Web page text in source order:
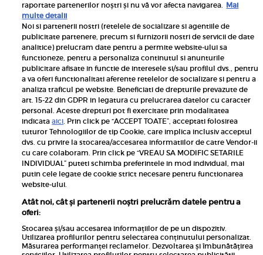
Inscrie-te la newsletterul UNICA
Pariază responsabil! Decizia ONJN nr. 821/25.09.2025.
Jocurile de noroc sunt interzise minorilor.
Links
Calculator sarcina
Rețete
Libertatea
Viva
raportate partenerilor noștri și nu vă vor afecta navigarea. Mai
multe detalii
Noi si partenerii nostri (retelele de socializare si agentiile de
publicitate partenere, precum si furnizorii nostri de servicii de date
analitice) prelucram date pentru a permite website-ului sa
functioneze, pentru a personaliza continutul si anunturile
publicitare afisate in functie de interesele si/sau profilul dvs., pentru
a va oferi functionalitati aferente retelelor de socializare si pentru a
analiza traficul pe website. Beneficiati de drepturile prevazute de
art. 15-22 din GDPR in legatura cu prelucrarea datelor cu caracter
personal. Aceste drepturi pot fi exercitate prin modalitatea
indicataaici. Prin click pe “ACCEPT TOATE”, acceptati folosirea
tuturor Tehnologiilor de tip Cookie, care implica inclusiv acceptul
dvs. cu privire la stocarea/accesarea informatiilor de catre Vendor-ii
cu care colaboram. Prin click pe “VREAU SA MODIFIC SETARILE
INDIVIDUAL” puteti schimba preferintele in mod individual, mai
putin cele legate de cookie strict necesare pentru functionarea
website-ului.
Atât noi, cât și partenerii noștri prelucrăm datele pentru a
oferi:
Stocarea și/sau accesarea informațiilor de pe un dispozitiv.
Utilizarea profilurilor pentru selectarea conținutului personalizat.
Măsurarea performanței reclamelor. Dezvoltarea și îmbunătățirea